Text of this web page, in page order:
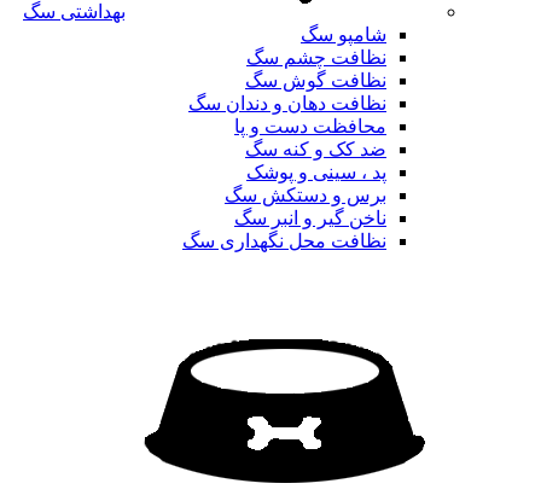
بهداشتی سگ
شامپو سگ
نظافت چشم سگ
نظافت گوش سگ
نظافت دهان و دندان سگ
محافظت دست و پا
ضد کک و کنه سگ
پد ، سینی و پوشک
برس و دستکش سگ
ناخن گیر و انبر سگ
نظافت محل نگهداری سگ